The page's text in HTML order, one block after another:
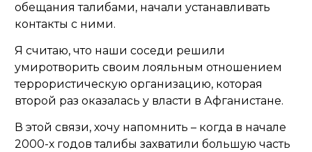
обещания талибами, начали устанавливать
контакты с ними.
Я считаю, что наши соседи решили
умиротворить своим лояльным отношением
террористическую организацию, которая
второй раз оказалась у власти в Афганистане.
В этой связи, хочу напомнить – когда в начале
2000-х годов талибы захватили большую часть